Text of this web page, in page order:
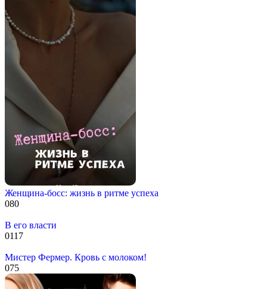
Женщина-босс: жизнь в ритме успеха
080
В его власти
0117
Мистер Фермер. Кровь с молоком!
075